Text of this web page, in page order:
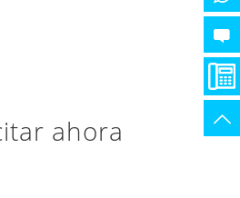
ahora